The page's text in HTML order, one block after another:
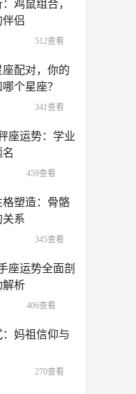
鸡鼠组合，
伴侣
512查看
配对，你的
个星座？
341查看
座运势：学业
459查看
塑造：骨骼
关系
345查看
座运势全面剖
解析
406查看
妈祖信仰与
270查看